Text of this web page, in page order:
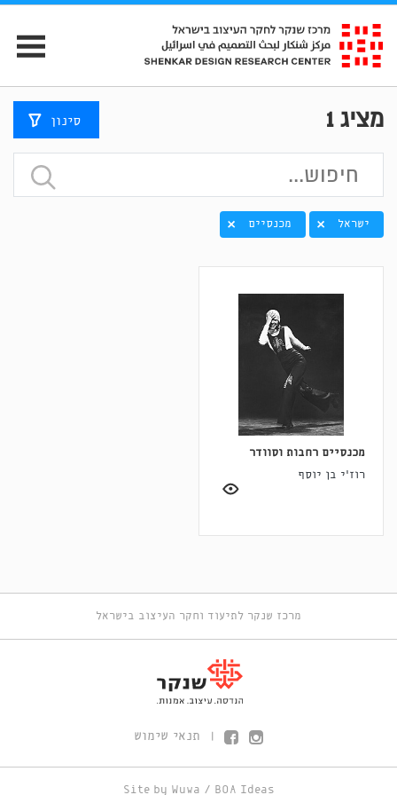
מציג1 סינון
ישראל מכנסיים
מכנסיים רחבות וסוודר
רוז'י בן יוסף
מרכז שנקר לתיעוד וחקר העיצוב בישראל
תנאי שימוש
Site by Wuwa / BOA Ideas